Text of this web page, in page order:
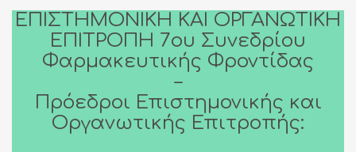
ΕΠΙΣΤΗΜΟΝΙΚΗ ΚΑΙ ΟΡΓΑΝΩΤΙΚΗ
ΕΠΙΤΡΟΠΗ 7ου Συνεδρίου
Φαρμακευτικής Φροντίδας
–
Πρόεδροι Επιστημονικής και
Οργανωτικής Επιτροπής: